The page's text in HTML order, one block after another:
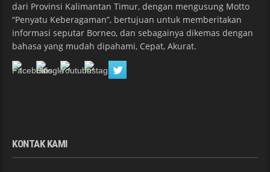
dari Provinsi Kalimantan Timur, dengan mengusung Motto
“Penyatu Keberagaman”, bertujuan untuk memberitakan
informasi seputar Borneo, dan sebagainya dikemas dengan
bahasa yang mudah dipahami, Cepat, Akurat.
KONTAK KAMI